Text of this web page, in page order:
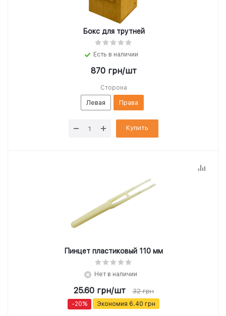
Бокс для трутней
Есть в наличии
870грн/шт
Сторона
Левая Права
Купить
Пинцет пластиковый 110 мм
Нет в наличии
25.60грн/шт 32грн
-20% Экономия 6.40 грн